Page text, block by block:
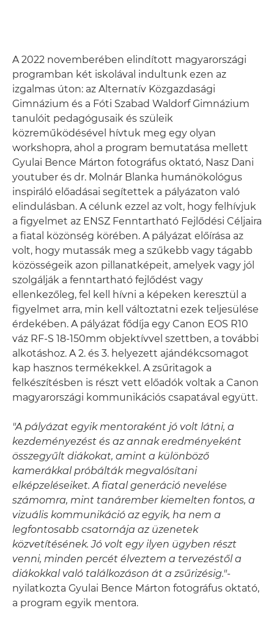
A 2022 novemberében elindított magyarországi
programban két iskolával indultunk ezen az
izgalmas úton: az Alternatív Közgazdasági
Gimnázium és a Fóti Szabad Waldorf Gimnázium
tanulóit pedagógusaik és szüleik
közreműködésével hívtuk meg egy olyan
workshopra, ahol a program bemutatása mellett
Gyulai Bence Márton fotográfus oktató, Nasz Dani
youtuber és dr. Molnár Blanka humánökológus
inspiráló előadásai segítettek a pályázaton való
elindulásban. A célunk ezzel az volt, hogy felhívjuk
a figyelmet az ENSZ Fenntartható Fejlődési Céljaira
a fiatal közönség körében. A pályázat előírása az
volt, hogy mutassák meg a szűkebb vagy tágabb
közösségeik azon pillanatképeit, amelyek vagy jól
szolgálják a fenntartható fejlődést vagy
ellenkezőleg, fel kell hívni a képeken keresztül a
figyelmet arra, min kell változtatni ezek teljesülése
érdekében. A pályázat fődíja egy Canon EOS R10
váz RF-S 18-150mm objektívvel szettben, a további
alkotáshoz. A 2. és 3. helyezett ajándékcsomagot
kap hasznos termékekkel. A zsűritagok a
felkészítésben is részt vett előadók voltak a Canon
magyarországi kommunikációs csapatával együtt.
"A pályázat egyik mentoraként jó volt látni, a
kezdeményezést és az annak eredményeként
összegyűlt diákokat, amint a különböző
kamerákkal próbálták megvalósítani
elképzeléseiket. A fiatal generáció nevelése
számomra, mint tanárember kiemelten fontos, a
vizuális kommunikáció az egyik, ha nem a
legfontosabb csatornája az üzenetek
közvetítésének. Jó volt egy ilyen ügyben részt
venni, minden percét élveztem a tervezéstől a
diákokkal való találkozáson át a zsűrizésig."-
nyilatkozta Gyulai Bence Márton fotográfus oktató,
a program egyik mentora.